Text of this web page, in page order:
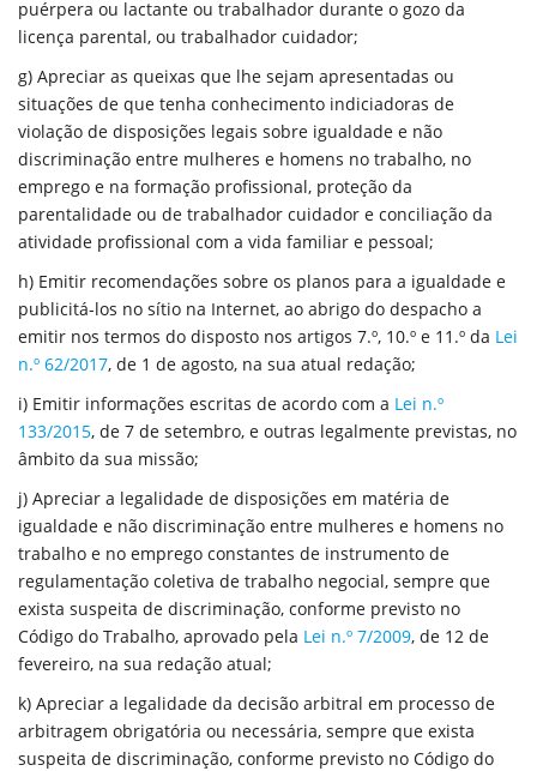
puérpera ou lactante ou trabalhador durante o gozo da
licença parental, ou trabalhador cuidador;
g) Apreciar as queixas que lhe sejam apresentadas ou
situações de que tenha conhecimento indiciadoras de
violação de disposições legais sobre igualdade e não
discriminação entre mulheres e homens no trabalho, no
emprego e na formação profissional, proteção da
parentalidade ou de trabalhador cuidador e conciliação da
atividade profissional com a vida familiar e pessoal;
h) Emitir recomendações sobre os planos para a igualdade e
publicitá-los no sítio na Internet, ao abrigo do despacho a
emitir nos termos do disposto nos artigos 7.º, 10.º e 11.º da Lei
n.º 62/2017, de 1 de agosto, na sua atual redação;
i) Emitir informações escritas de acordo com a Lei n.º
133/2015, de 7 de setembro, e outras legalmente previstas, no
âmbito da sua missão;
j) Apreciar a legalidade de disposições em matéria de
igualdade e não discriminação entre mulheres e homens no
trabalho e no emprego constantes de instrumento de
regulamentação coletiva de trabalho negocial, sempre que
exista suspeita de discriminação, conforme previsto no
Código do Trabalho, aprovado pela Lei n.º 7/2009, de 12 de
fevereiro, na sua redação atual;
k) Apreciar a legalidade da decisão arbitral em processo de
arbitragem obrigatória ou necessária, sempre que exista
suspeita de discriminação, conforme previsto no Código do